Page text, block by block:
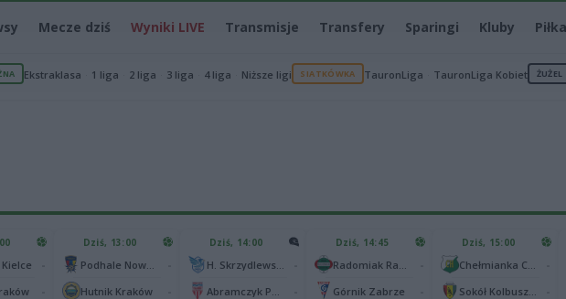
Mecze dziś Wyniki LIVE Transmisje Transfery Sparingi Kluby
Ekstraklasa 1 liga 2 liga 3 liga 4 liga Niższe ligi SIATKÓWKA TauronLiga TauronLiga Kobiet ŻUŻEL
Dziś, 13:00
Hutnik Kraków
Dziś, 14:00 Dziś, 14:45
Górnik Zabrze
Dziś, 15:00